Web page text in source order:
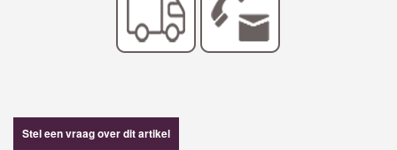
Stel een vraag over dit artikel